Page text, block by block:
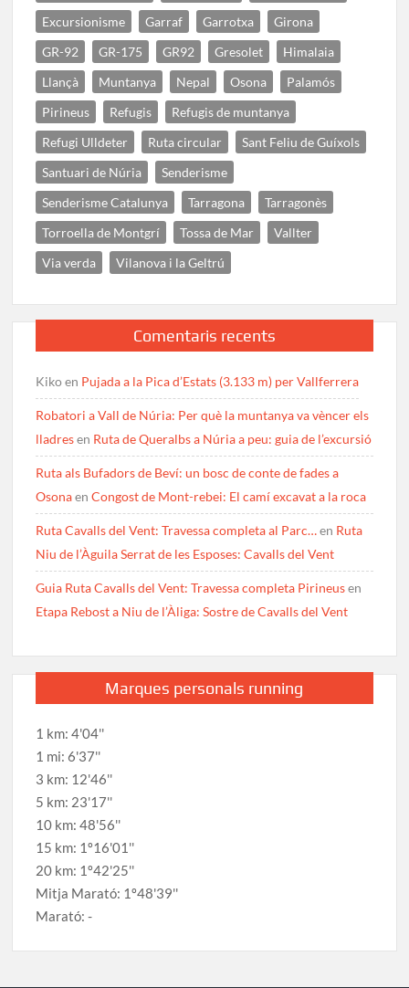
Excursionisme
Garraf Garrotxa
Girona
GR-92
GR-175 GR92 Gresolet
Himalaia
Llançà
Muntanya Nepal Osona
Palamós
Pirineus
Refugis
Refugis de muntanya
Refugi Ulldeter
Ruta circular
Sant Feliu de Guíxols
Santuari de Núria
Senderisme
Senderisme Catalunya
Tarragona
Tarragonès
Torroella de Montgrí
Tossa de Mar
Vallter
Via verda
Vilanova i la Geltrú
Comentaris recents
Kikoen Pujada a la Pica d’Estats (3.133 m) per Vallferrera
Robatori a Vall de Núria: Per què la muntanya va vèncer els
lladresen Ruta de Queralbs a Núria a peu: guia de l’excursió
Ruta als Bufadors de Beví: un bosc de conte de fades a
OsonaenCongost de Mont-rebei: El camí excavat a la roca
Ruta Cavalls del Vent: Travessa completa al Parc…en Ruta
Niu de l’Àguila Serrat de les Esposes: Cavalls del Vent
Guia Ruta Cavalls del Vent: Travessa completa Pirineusen
Etapa Rebost a Niu de l’Àliga: Sostre de Cavalls del Vent
Marques personals running
1 km: 4'04''
1 mi: 6'37''
3 km: 12'46''
5 km: 23'17''
10 km: 48'56''
15 km: 1º16'01''
20 km: 1º42'25''
Mitja Marató: 1º48'39''
Marató: -